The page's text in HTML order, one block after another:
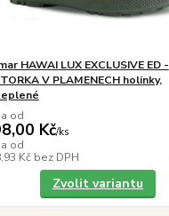
HAWAI LUX EXCLUSIVE ED -
V PLAMENECH holinky,
od
Kč/ks
od
Kč bez DPH
Zvolit variantu